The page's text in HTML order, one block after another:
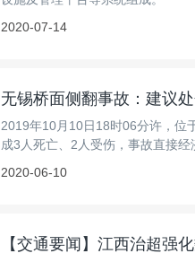
2020-07-14
无锡桥面侧翻事故：建议
2019年10月10日18时06分许，位
成3人死亡、2人受伤，事故直接经
2020-06-10
【交通要闻】江西治超强